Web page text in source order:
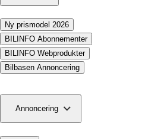
Ny prismodel 2026
BILINFO Abonnementer
BILINFO Webprodukter
Bilbasen Annoncering
Annoncering